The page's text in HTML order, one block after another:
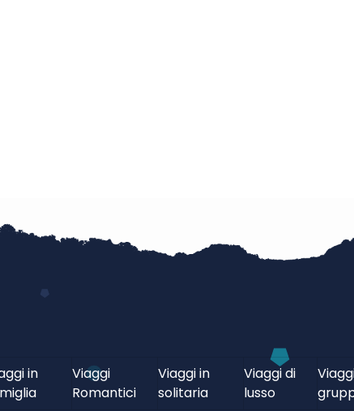
in
Viaggi
Romantici
Viaggi in
solitaria
Viaggi di
lusso